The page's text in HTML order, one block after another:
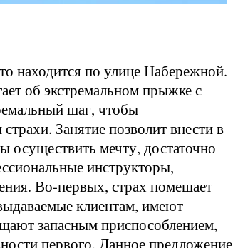
находится по улице Набережной.
об экстремальном прыжке с
шаг, чтобы
Занятие позволит внести в
осуществить мечту, достаточно
инструкторы,
Во-первых, страх помешает
клиентам, имеют
запасным приспособлением,